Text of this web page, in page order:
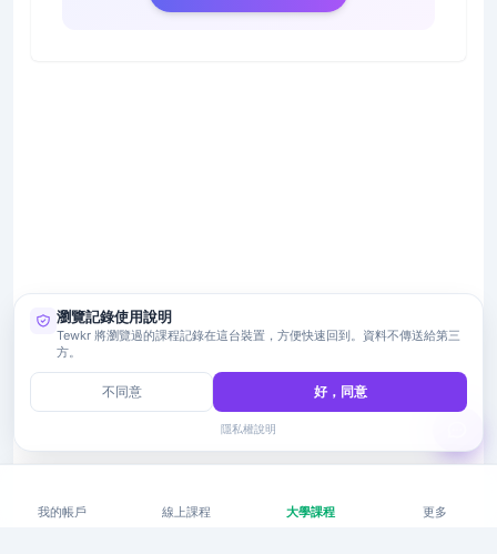
我的帳戶 線上課程 大學課程 更多
瀏覽記錄使用說明
Tewkr 將瀏覽過的課程記錄在這台裝置，方便快速回到。資料不傳送給第三
方。
不同意 好，同意
隱私權說明